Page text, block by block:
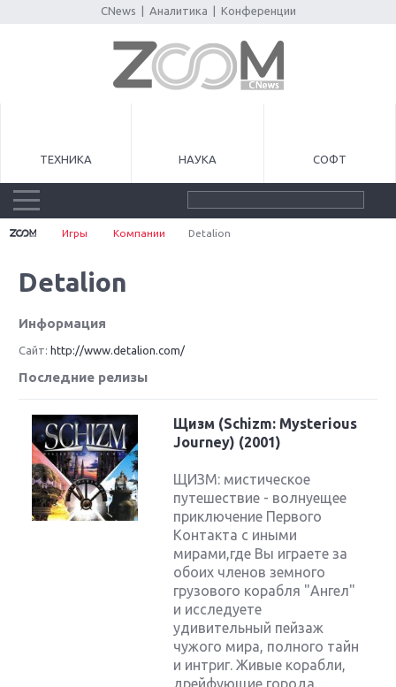
CNews Аналитика Конференции
ТЕХНИКА НАУКА СОФТ
Игры Компании Detalion
Detalion
Информация
Сайт: http://www.detalion.com/
Последние релизы
Щизм (Schizm: Mysterious
Journey) (2001)
ЩИЗМ: мистическое
путешествие - волнуещее
приключение Первого
Контакта с иными
мирами,где Вы играете за
обоих членов земного
грузового корабля "Ангел"
и исследуете
удивительный пейзаж
чужого мира, полного тайн
и интриг. Живые корабли,
дрейфующие города...